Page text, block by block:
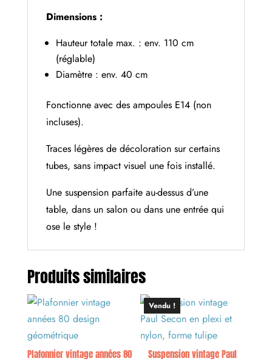
Dimensions :
Hauteur totale max. : env. 110 cm
(réglable)
Diamètre : env. 40 cm
Fonctionne avec des ampoules E14 (non
incluses).
Traces légères de décoloration sur certains
tubes, sans impact visuel une fois installé.
Une suspension parfaite au-dessus d’une
table, dans un salon ou dans une entrée qui
ose le style !
Produits similaires
Plafonnier vintage années 80
Vendu !
Suspension vintage Paul